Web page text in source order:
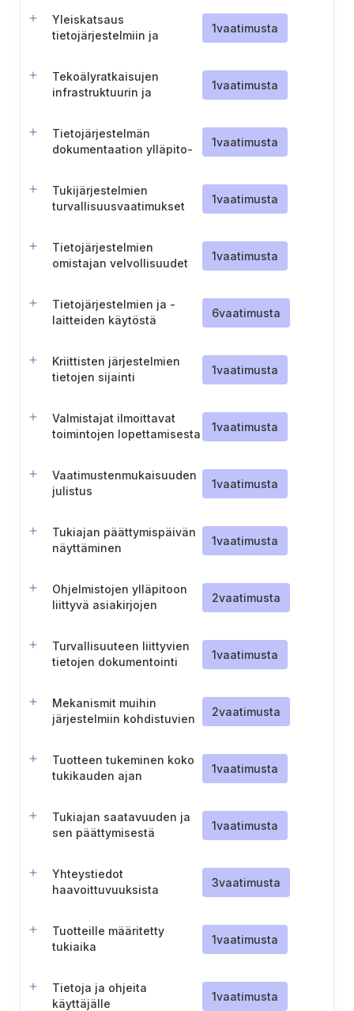
Yleiskatsaus
tietojärjestelmiin ja
1vaatimusta
Tekoälyratkaisujen
infrastruktuurin ja
1vaatimusta
Tietojärjestelmän
dokumentaation ylläpito-
1vaatimusta
Tukijärjestelmien
turvallisuusvaatimukset
1vaatimusta
Tietojärjestelmien
omistajan velvollisuudet
1vaatimusta
Tietojärjestelmien ja -
laitteiden käytöstä
6vaatimusta
Kriittisten järjestelmien
tietojen sijainti
1vaatimusta
Valmistajat ilmoittavat
toimintojen lopettamisesta
1vaatimusta
Vaatimustenmukaisuuden
julistus
1vaatimusta
Tukiajan päättymispäivän
näyttäminen
1vaatimusta
Ohjelmistojen ylläpitoon
liittyvä asiakirjojen
2vaatimusta
Turvallisuuteen liittyvien
tietojen dokumentointi
1vaatimusta
Mekanismit muihin
järjestelmiin kohdistuvien
minimoimiseksi
2vaatimusta
Tuotteen tukeminen koko
tukikauden ajan
1vaatimusta
Tukiajan saatavuuden ja
sen päättymisestä
1vaatimusta
Yhteystiedot
haavoittuvuuksista
3vaatimusta
Tuotteille määritetty
tukiaika
1vaatimusta
Tietoja ja ohjeita
käyttäjälle
1vaatimusta